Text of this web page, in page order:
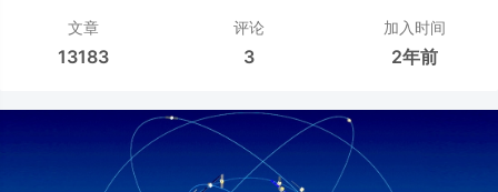
文章
13183
评论
3
加入时间
2年前